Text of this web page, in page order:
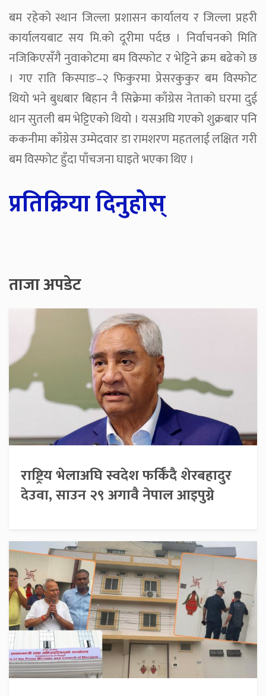
बम रहेको स्थान जिल्ला प्रशासन कार्यालय र जिल्ला प्रहरी
कार्यालयबाट सय मि.को दूरीमा पर्दछ । निर्वाचनको मिति
नजिकिएसँगै नुवाकोटमा बम विस्फोट र भेट्टिने क्रम बढेको छ
। गए राति किस्पाङ–२ फिकुरमा प्रेसरकुकुर बम विस्फोट
थियो भने बुधबार बिहान नै सिक्रेमा काँग्रेस नेताको घरमा दुई
थान सुतली बम भेट्टिएको थियो । यसअघि गएको शुक्रबार पनि
ककनीमा काँग्रेस उम्मेदवार डा रामशरण महतलाई लक्षित गरी
बम विस्फोट हुँदा पाँचजना घाइते भएका थिए ।
प्रतिक्रिया दिनुहोस्
ताजा अपडेट
राष्ट्रिय भेलाअघि स्वदेश फर्किँदै शेरबहादुर
देउवा, साउन २९ अगावै नेपाल आइपुग्ने